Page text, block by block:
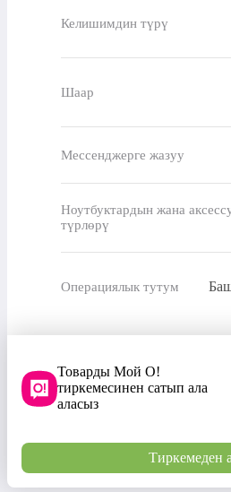
Келишимдин түрү
Шаар
Мессенджерге жазуу
Ноутбуктардын жана
түрлөрү
Операциялык тутум
Товарды Мой О!
тиркемесинен сатып ала
аласыз
Тиркемеден